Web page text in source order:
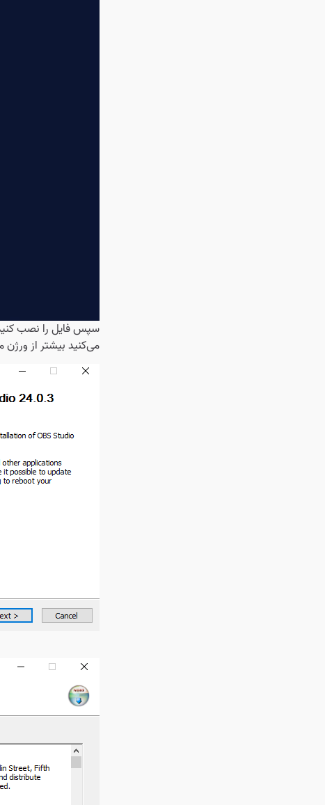
سپس فایل را نصب
می‌کنید بیشتر از ورژن موجود در تصاویر زیر (24.0.3) باشد